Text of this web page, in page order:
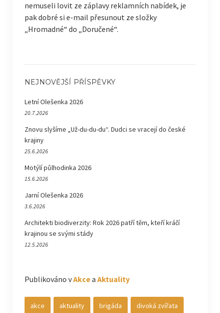
nemuseli lovit ze záplavy reklamních nabídek, je
pak dobré si e-mail přesunout ze složky
„Hromadné“ do „Doručené“.
NEJNOVĚJŠÍ PŘÍSPĚVKY
Letní Olešenka 2026
20.7.2026
Znovu slyšíme „Už-du-du-du“. Dudci se vracejí do české
krajiny
25.6.2026
Motýlí půlhodinka 2026
15.6.2026
Jarní Olešenka 2026
3.6.2026
Architekti biodiverzity: Rok 2026 patří těm, kteří kráčí
krajinou se svými stády
12.5.2026
Publikováno vAkcea Aktuality
akce aktuality brigáda divoká zvířata